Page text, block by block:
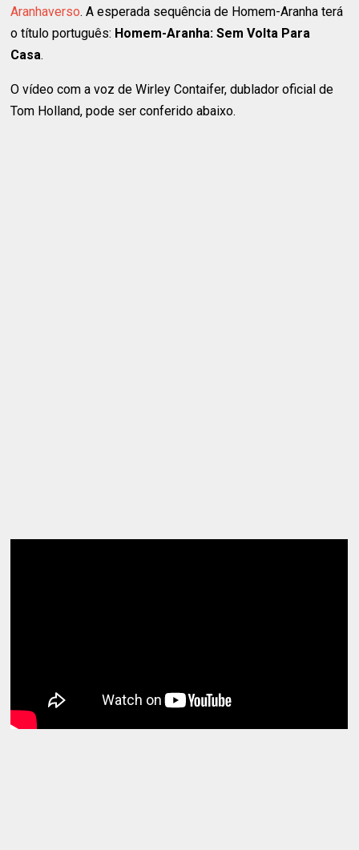
Aranhaverso. A esperada sequência de Homem-Aranha terá
o título português: Homem-Aranha: Sem Volta Para
Casa.
O vídeo com a voz de Wirley Contaifer, dublador oficial de
Tom Holland, pode ser conferido abaixo.